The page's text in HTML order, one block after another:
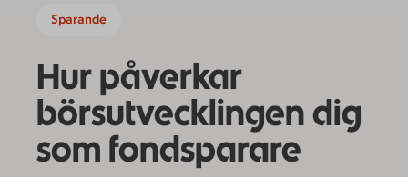
Sparande
Hur påverkar
börsutvecklingen dig
som fondsparare